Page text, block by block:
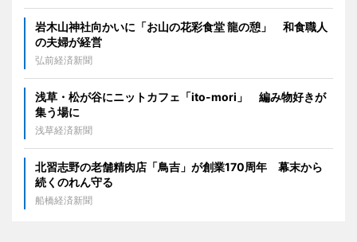
岩木山神社向かいに「お山の花彩食堂 龍の憩」 和食職人
の夫婦が経営
弘前経済新聞
浅草・松が谷にニットカフェ「ito-mori」 編み物好きが
集う場に
浅草経済新聞
北習志野の老舗精肉店「鳥吉」が創業170周年 幕末から
続くのれん守る
船橋経済新聞